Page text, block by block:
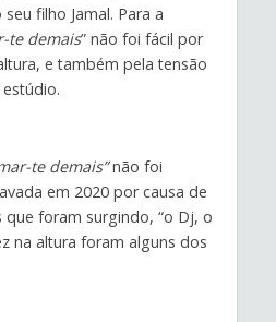
filho Jamal. Para a
te demais” não foi fácil por
e também pela tensão
te demais”não foi
em 2020 por causa de
foram surgindo, “o Dj, o
na altura foram alguns dos